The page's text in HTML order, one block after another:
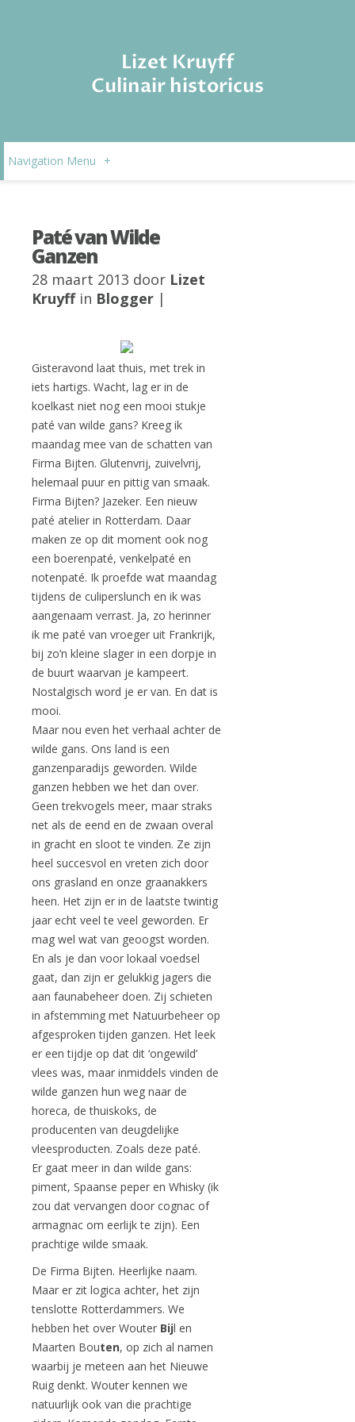
Lizet Kruyff
Culinair historicus
Navigation Menu +
Paté van Wilde
Ganzen
28 maart 2013 door Lizet
Kruyffin Blogger |
Gisteravond laat thuis, met trek in
iets hartigs. Wacht, lag er in de
koelkast niet nog een mooi stukje
paté van wilde gans? Kreeg ik
maandag mee van de schatten van
Firma Bijten. Glutenvrij, zuivelvrij,
helemaal puur en pittig van smaak.
Firma Bijten? Jazeker. Een nieuw
paté atelier in Rotterdam. Daar
maken ze op dit moment ook nog
een boerenpaté, venkelpaté en
notenpaté. Ik proefde wat maandag
tijdens de culiperslunch en ik was
aangenaam verrast. Ja, zo herinner
ik me paté van vroeger uit Frankrijk,
bij zo’n kleine slager in een dorpje in
de buurt waarvan je kampeert.
Nostalgisch word je er van. En dat is
mooi.
Maar nou even het verhaal achter de
wilde gans. Ons land is een
ganzenparadijs geworden. Wilde
ganzen hebben we het dan over.
Geen trekvogels meer, maar straks
net als de eend en de zwaan overal
in gracht en sloot te vinden. Ze zijn
heel succesvol en vreten zich door
ons grasland en onze graanakkers
heen. Het zijn er in de laatste twintig
jaar echt veel te veel geworden. Er
mag wel wat van geoogst worden.
En als je dan voor lokaal voedsel
gaat, dan zijn er gelukkig jagers die
aan faunabeheer doen. Zij schieten
in afstemming met Natuurbeheer op
afgesproken tijden ganzen. Het leek
er een tijdje op dat dit ‘ongewild’
vlees was, maar inmiddels vinden de
wilde ganzen hun weg naar de
horeca, de thuiskoks, de
producenten van deugdelijke
vleesproducten. Zoals deze paté.
Er gaat meer in dan wilde gans:
piment, Spaanse peper en Whisky (ik
zou dat vervangen door cognac of
armagnac om eerlijk te zijn). Een
prachtige wilde smaak.
De Firma Bijten. Heerlijke naam.
Maar er zit logica achter, het zijn
tenslotte Rotterdammers. We
hebben het over Wouter Bijl en
Maarten Bouten, op zich al namen
waarbij je meteen aan het Nieuwe
Ruig denkt. Wouter kennen we
natuurlijk ook van die prachtige